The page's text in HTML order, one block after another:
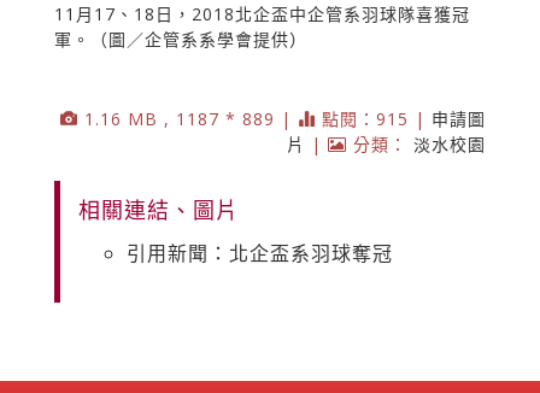
11月17、18日，2018北企盃中企管系羽球隊喜獲冠
軍。（圖／企管系系學會提供）
1.16 MB , 1187 * 889 | 點閱：915 | 申請圖
片
| 分類： 淡水校園
相關連結、圖片
引用新聞：北企盃系羽球奪冠